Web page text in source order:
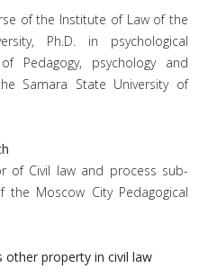
of the Institute of Law of the
Ph.D. in psychological
Pedagogy, psychology and
Samara State University of
of Civil law and process sub-
Moscow City Pedagogical
other property in civil law